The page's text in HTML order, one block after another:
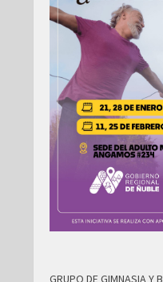
GRUPO DE GIMNASIA Y